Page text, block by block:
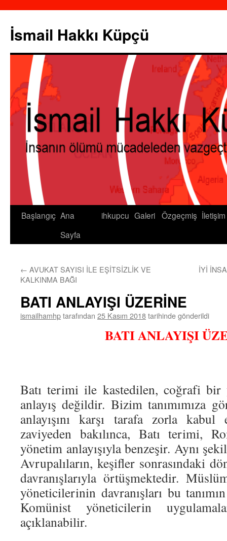
İsmail Hakkı Küpçü
Başlangıç Ana
Sayfa
ihkupcu Galeri Özgeçmiş İletişim
← AVUKAT SAYISI İLE EŞİTSİZLİK VE
KALKINMA BAĞI
İYİ
BATI ANLAYIŞI ÜZERİNE
ismailhamhptarafından 25 Kasım 2018tarihinde gönderildi
BATI ANLAYIŞI
Batı terimi ile kastedilen, coğrafi bir
anlayış değildir. Bizim tanımımıza
anlayışını karşı tarafa zorla kabul
zaviyeden bakılınca, Batı terimi,
yönetim anlayışıyla benzeşir. Aynı
Avrupalıların, keşifler sonrasındaki
davranışlarıyla örtüşmektedir.
yöneticilerinin davranışları bu
Komünist yöneticilerin
açıklanabilir.